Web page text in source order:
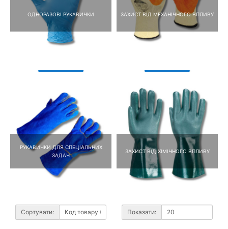
ОДНОРАЗОВІ РУКАВИЧКИ ЗАХИСТ ВІД МЕХАНІЧНОГО ВПЛИВУ
РУКАВИЧКИ ДЛЯ СПЕЦІАЛЬНИХ
ЗАДАЧ
ЗАХИСТ ВІД ХІМІЧНОГО ВПЛИВУ
Сортувати: Показати: